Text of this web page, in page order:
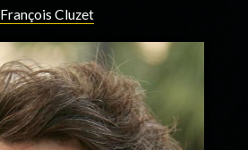
François Cluzet